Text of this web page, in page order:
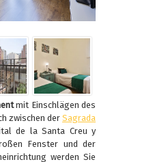
mit Einschlägen des
zwischen der Sagrada
de la Santa Creu y
Fenster und der
werden Sie